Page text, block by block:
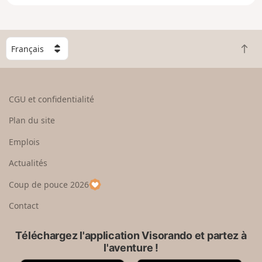
g
n
C
h
o
e
u
p
a
R
e
CGU et confidentialité
Plan du site
Emplois
Actualités
Coup de pouce 2026
Contact
Téléchargez l'application Visorando et partez à
l'aventure !